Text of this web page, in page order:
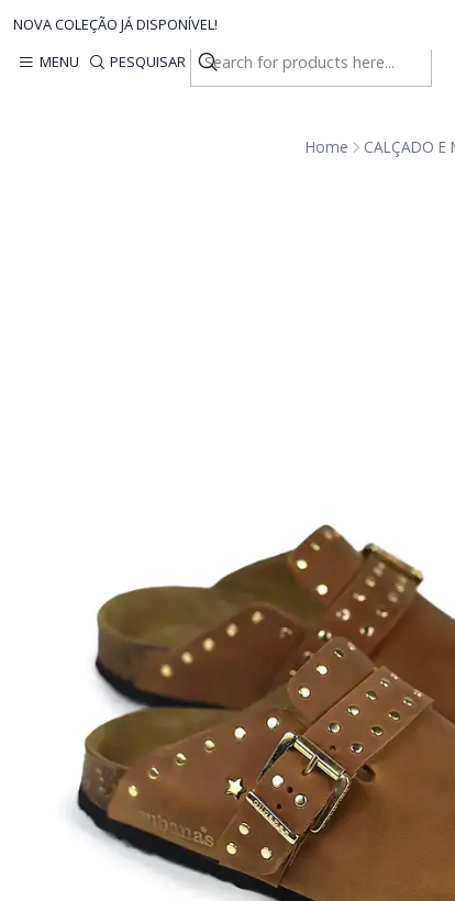
MENU PESQUISAR
NOVA COLEÇÃO JÁ DISPONÍVEL!
Home CALÇADO E